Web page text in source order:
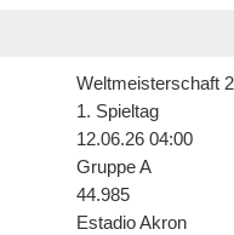
Weltmeisterschaft
1. Spieltag
12.06.26 04:00
Gruppe A
44.985
Estadio Akron